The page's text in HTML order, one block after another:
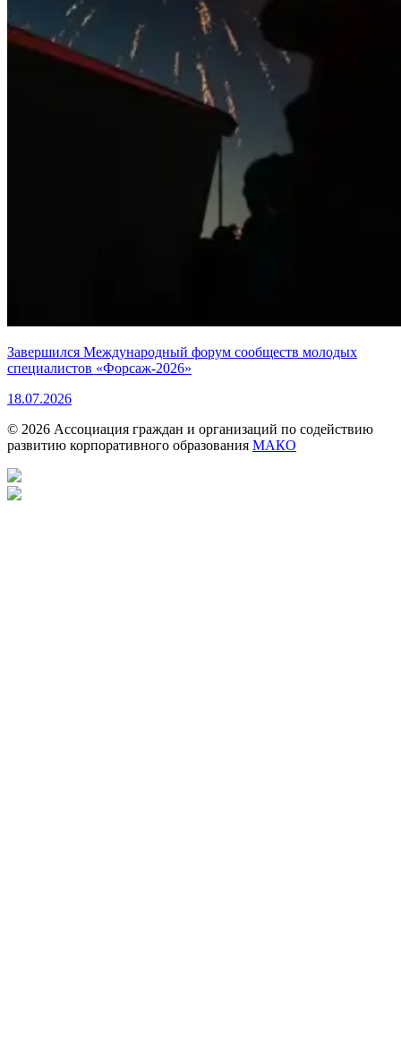
Завершился Международный форум сообществ молодых
специалистов «Форсаж-2026»
18.07.2026
© 2026 Ассоциация граждан и организаций по содействию
развитию корпоративного образования МАКО